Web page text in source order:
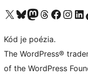
Navštívte náš účet na X (predtým Twitter)
Navštívte náš účet na platforme Bluesky
Navštívte náš účet na Mastodone
Navštívte náš účet na platforme Threads
Navštívte našu
Navštívte
Kód je poézia.
The WordPress®
of the WordPress